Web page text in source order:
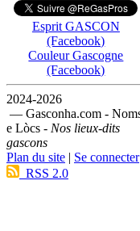
Esprit GASCON
(Facebook)
Couleur Gascogne
(Facebook)
2024-2026
— Gasconha.com -
e Lòcs - Nos lieux-dits
gascons
Plan du site | Se connecter
RSS 2.0